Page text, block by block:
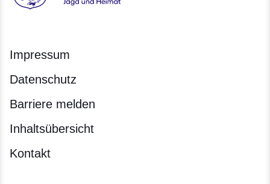
Hessen - Hessisches Ministerium für Landwirtschaft und
Impressum
Datenschutz
Barriere melden
Inhaltsübersicht
Kontakt